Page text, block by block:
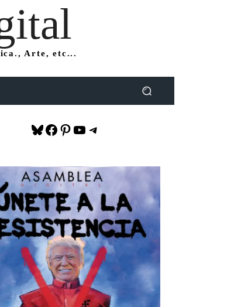
Arte, etc...
Bluesky
Facebook
Pinterest
YouTube
Telegram